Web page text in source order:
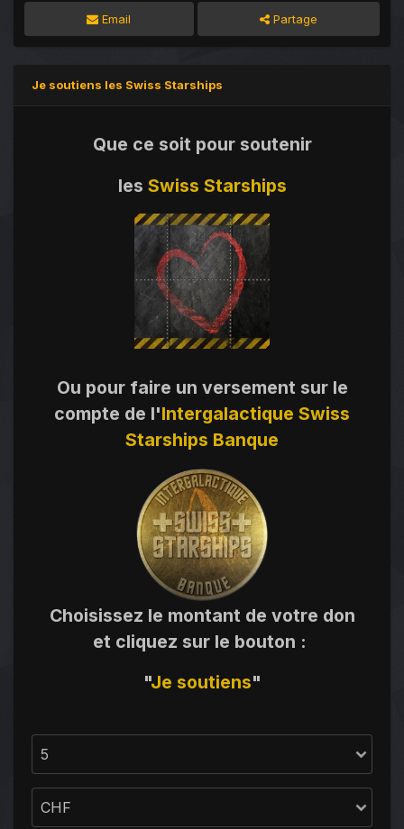
Email Partage
Je soutiens les Swiss Starships
Que ce soit pour soutenir
les Swiss Starships
Ou pour faire un versement sur le
compte de l'Intergalactique Swiss
Starships Banque
Choisissez le montant de votre don
et cliquez sur le bouton :
"Je soutiens"